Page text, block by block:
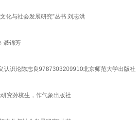
化与社会发展研究”丛书 刘志洪
聂锦芳
认识论陈志良9787303209910北京师范大学出版社
究孙杭生，作气象出版社